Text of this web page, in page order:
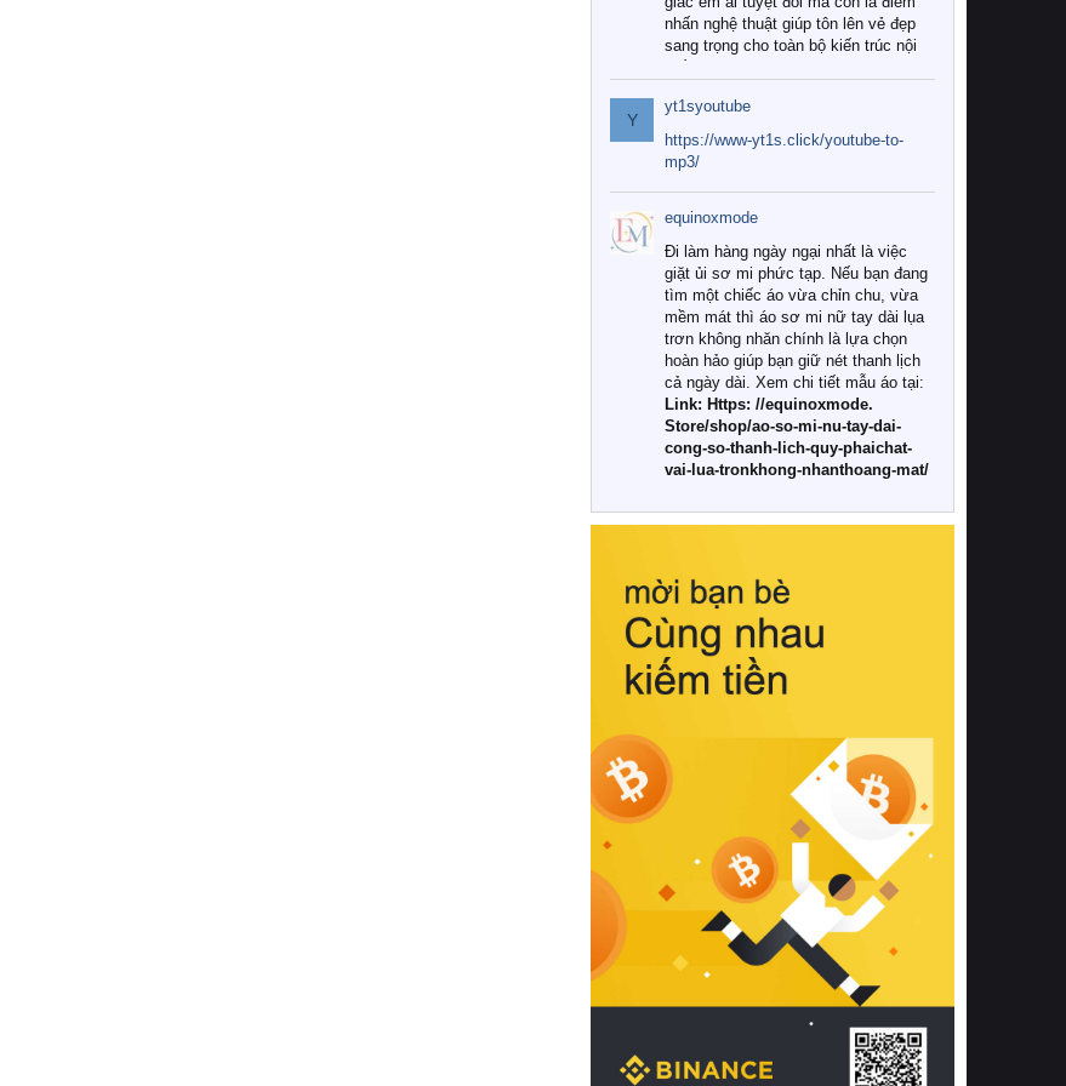
nhấn nghệ thuật giúp tôn lên vẻ đẹp
sang trọng cho toàn bộ kiến trúc nội
Tuy nhiên, giữa thị trường đa dạng
với vô vàn thương hiệu và mẫu mã
như hiện nay, làm thế nào để chọn
được những bộ chăn ga gối đệm cao
cấp thực sự chất lượng, phù hợp với
khí hậu và nhu cầu sử dụng của gia
đình? Hãy cùng chúng tôi đi tìm lời
giải đáp chi tiết qua bài viết dưới đây.
1. Tại sao các gia đình hiện đại lại ưa
chuộng chăn ga gối đệm cao cấp?
Khác với các dòng sản phẩm thông
thường, những bộ chăn ga gối đệm
cao cấp trải qua quy trình sản xuất
nghiêm ngặt từ khâu chọn lọc nguyên
liệu tự nhiên đến công nghệ dệt
nhuộm hiện đại không chứa hóa chất
này, bạn sẽ cảm nhận rõ rệt sự khác
hồi chuẩn xác của phần đệm nâng đỡ
cột sống.
Bên cạnh đó, việc lựa chọn các dòng
sản phẩm đạt chuẩn chất lượng quốc
tế còn giúp ngăn ngừa tình trạng kích
khuẩn và nấm mốc trong điều kiện
thời tiết nóng ẩm. Bạn có thể tìm hiểu
thêm các nghiên cứu khoa học về tác
động của giấc ngủ và môi trường
phòng ngủ đối với sức khỏe con
người tại Sleep Foundation (External
Link) để có cái nhìn toàn diện hơn.
2. Các tiêu chí vàng khi lựa chọn
chăn ga gối đệm cao cấp cho phòng
ngủ
Để sở hữu một bộ chăn ga gối đệm
cao cấp hoàn hảo cả về thẩm mỹ lẫn
công năng, người tiêu dùng cần cân
nhắc kỹ lưỡng các tiêu chí quan trọng
Y
yt1syoutube
https://www-yt1s.click/youtube-to-
mp3/
equinoxmode
Đi làm hàng ngày ngại nhất là việc
giặt ủi sơ mi phức tạp. Nếu bạn đang
tìm một chiếc áo vừa chỉn chu, vừa
mềm mát thì áo sơ mi nữ tay dài lụa
trơn không nhăn chính là lựa chọn
hoàn hảo giúp bạn giữ nét thanh lịch
cả ngày dài. Xem chi tiết mẫu áo tại:
Link: Https: //equinoxmode.
Store/shop/ao-so-mi-nu-tay-dai-
cong-so-thanh-lich-quy-phaichat-
vai-lua-tronkhong-nhanthoang-mat/